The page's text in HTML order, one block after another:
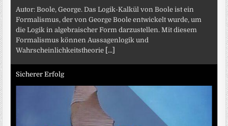
Autor: Boole, George. Das Logik-Kalkül von Boole ist ein
Formalismus, der von George Boole entwickelt wurde, um
die Logik in algebraischer Form darzustellen. Mit diesem
Formalismus können Aussagenlogik und
Wahrscheinlichkeitstheorie [...]
Sicherer Erfolg